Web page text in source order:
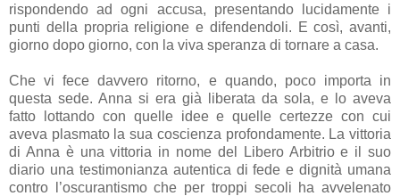
rispondendo ad ogni accusa, presentando lucidamente i
punti della propria religione e difendendoli. E così, avanti,
giorno dopo giorno, con la viva speranza di tornare a casa.
Che vi fece davvero ritorno, e quando, poco importa in
questa sede. Anna si era già liberata da sola, e lo aveva
fatto lottando con quelle idee e quelle certezze con cui
aveva plasmato la sua coscienza profondamente. La vittoria
di Anna è una vittoria in nome del Libero Arbitrio e il suo
diario una testimonianza autentica di fede e dignità umana
contro l’oscurantismo che per troppi secoli ha avvelenato